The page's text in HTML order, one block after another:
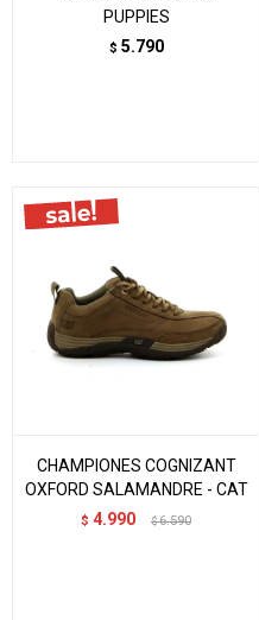
PUPPIES
$ 5.790
CHAMPIONES COGNIZANT
OXFORD SALAMANDRE - CAT
$ 4.990 $ 6.590